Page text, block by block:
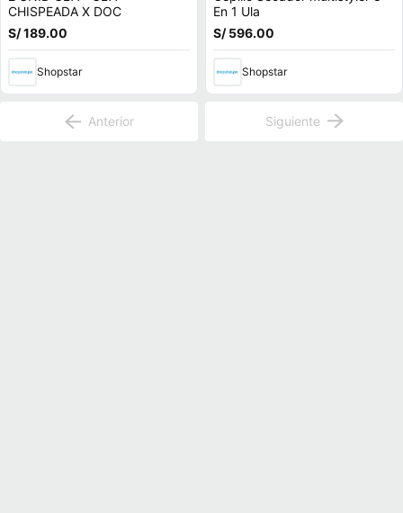
CHISPEADA X DOC
S/ 189.00
Shopstar
En 1 Ula
S/ 596.00
Shopstar
Anterior Siguiente